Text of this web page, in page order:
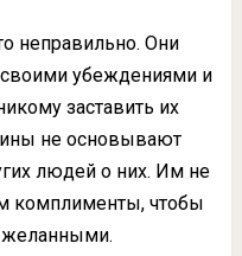
неправильно. Они
своими убеждениями и
заставить их
не основывают
людей о них. Им не
комплименты, чтобы
желанными.